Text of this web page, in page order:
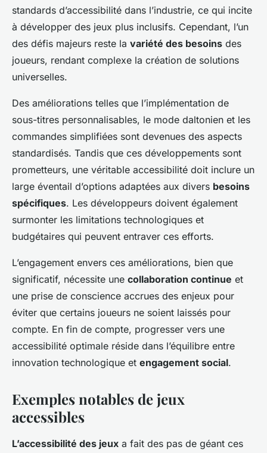
standards d’accessibilité dans l’industrie, ce qui incite
à développer des jeux plus inclusifs. Cependant, l’un
des défis majeurs reste la variété des besoins des
joueurs, rendant complexe la création de solutions
universelles.
Des améliorations telles que l’implémentation de
sous-titres personnalisables, le mode daltonien et les
commandes simplifiées sont devenues des aspects
standardisés. Tandis que ces développements sont
prometteurs, une véritable accessibilité doit inclure un
large éventail d’options adaptées aux divers besoins
spécifiques. Les développeurs doivent également
surmonter les limitations technologiques et
budgétaires qui peuvent entraver ces efforts.
L’engagement envers ces améliorations, bien que
significatif, nécessite une collaboration continue et
une prise de conscience accrues des enjeux pour
éviter que certains joueurs ne soient laissés pour
compte. En fin de compte, progresser vers une
accessibilité optimale réside dans l’équilibre entre
innovation technologique et engagement social.
Exemples notables de jeux
accessibles
L’accessibilité des jeux a fait des pas de géant ces